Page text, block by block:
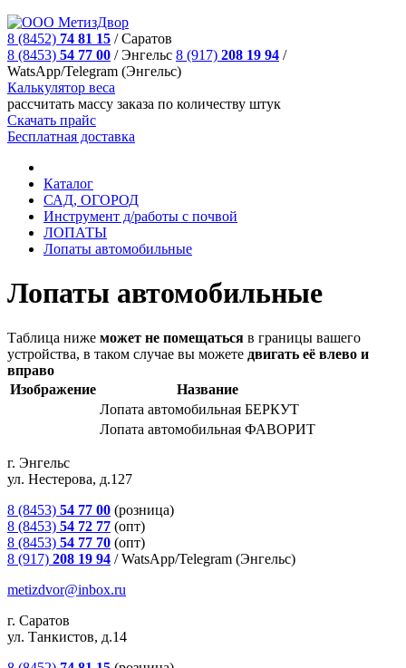
8 (8452) 74 81 15 /Саратов
8 (8453) 54 77 00 /Энгельс 8 (917) 208 19 94 /
WatsApp/Telegram (Энгельс)
Калькулятор веса
рассчитать массу заказа по количеству штук
Скачать прайс
Бесплатная доставка
Каталог
САД, ОГОРОД
Инструмент д/работы с почвой
ЛОПАТЫ
Лопаты автомобильные
Лопаты автомобильные
Таблица ниже может не помещаться в границы вашего
устройства, в таком случае вы можете двигать её влево и
вправо
Изображение
Название
Лопата автомобильная БЕРКУТ
Лопата автомобильная ФАВОРИТ
г. Энгельс
ул. Нестерова, д.127
8 (8453) 54 77 00 (розница)
8 (8453) 54 72 77 (опт)
8 (8453) 54 77 70 (опт)
8 (917) 208 19 94 /WatsApp/Telegram (Энгельс)
metizdvor@inbox.ru
г. Саратов
ул. Танкистов, д.14